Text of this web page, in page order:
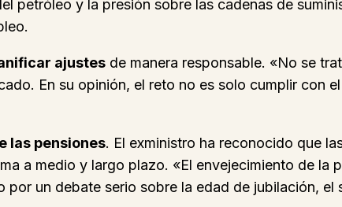
petróleo y la presión sobre las cadenas de
ajustes de manera responsable. «No se
En su opinión, el reto no es solo cumplir con
las pensiones. El exministro ha reconocido que
a medio y largo plazo. «El envejecimiento de la
un debate serio sobre la edad de jubilación,